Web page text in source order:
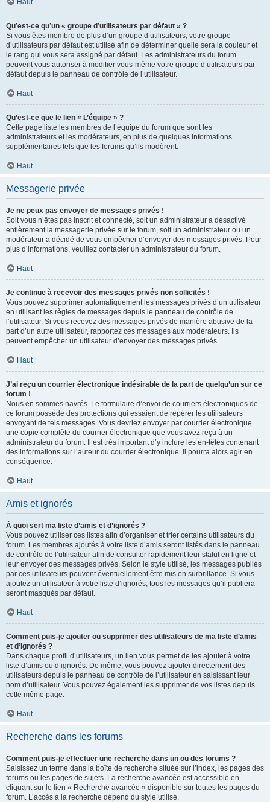
Haut
Qu’est-ce qu’un « groupe d’utilisateurs par défaut » ?
Si vous êtes membre de plus d’un groupe d’utilisateurs, votre groupe
d’utilisateurs par défaut est utilisé afin de déterminer quelle sera la couleur et
le rang qui vous sera assigné par défaut. Les administrateurs du forum
peuvent vous autoriser à modifier vous-même votre groupe d’utilisateurs par
défaut depuis le panneau de contrôle de l’utilisateur.
Haut
Qu’est-ce que le lien « L’équipe » ?
Cette page liste les membres de l’équipe du forum que sont les
administrateurs et les modérateurs, en plus de quelques informations
supplémentaires tels que les forums qu’ils modèrent.
Haut
Messagerie privée
Je ne peux pas envoyer de messages privés !
Soit vous n’êtes pas inscrit et connecté, soit un administrateur a désactivé
entièrement la messagerie privée sur le forum, soit un administrateur ou un
modérateur a décidé de vous empêcher d’envoyer des messages privés. Pour
plus d’informations, veuillez contacter un administrateur du forum.
Haut
Je continue à recevoir des messages privés non sollicités !
Vous pouvez supprimer automatiquement les messages privés d’un utilisateur
en utilisant les règles de messages depuis le panneau de contrôle de
l’utilisateur. Si vous recevez des messages privés de manière abusive de la
part d’un autre utilisateur, rapportez ces messages aux modérateurs. Ils
peuvent empêcher un utilisateur d’envoyer des messages privés.
Haut
J’ai reçu un courrier électronique indésirable de la part de quelqu’un sur ce
forum !
Nous en sommes navrés. Le formulaire d’envoi de courriers électroniques de
ce forum possède des protections qui essaient de repérer les utilisateurs
envoyant de tels messages. Vous devriez envoyer par courrier électronique
une copie complète du courrier électronique que vous avez reçu à un
administrateur du forum. Il est très important d’y inclure les en-têtes contenant
des informations sur l’auteur du courrier électronique. Il pourra alors agir en
conséquence.
Haut
Amis et ignorés
À quoi sert ma liste d’amis et d’ignorés ?
Vous pouvez utiliser ces listes afin d’organiser et trier certains utilisateurs du
forum. Les membres ajoutés à votre liste d’amis seront listés dans le panneau
de contrôle de l’utilisateur afin de consulter rapidement leur statut en ligne et
leur envoyer des messages privés. Selon le style utilisé, les messages publiés
par ces utilisateurs peuvent éventuellement être mis en surbrillance. Si vous
ajoutez un utilisateur à votre liste d’ignorés, tous les messages qu’il publiera
seront masqués par défaut.
Haut
Comment puis-je ajouter ou supprimer des utilisateurs de ma liste d’amis
et d’ignorés ?
Dans chaque profil d’utilisateurs, un lien vous permet de les ajouter à votre
liste d’amis ou d’ignorés. De même, vous pouvez ajouter directement des
utilisateurs depuis le panneau de contrôle de l’utilisateur en saisissant leur
nom d’utilisateur. Vous pouvez également les supprimer de vos listes depuis
cette même page.
Haut
Recherche dans les forums
Comment puis-je effectuer une recherche dans un ou des forums ?
Saisissez un terme dans la boîte de recherche située sur l’index, les pages des
forums ou les pages de sujets. La recherche avancée est accessible en
cliquant sur le lien « Recherche avancée » disponible sur toutes les pages du
forum. L’accès à la recherche dépend du style utilisé.